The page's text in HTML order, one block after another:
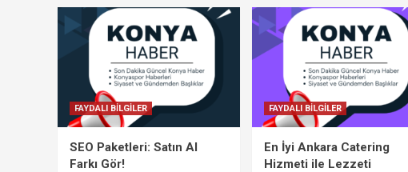
FAYDALI BİLGİLER
SEO Paketleri: Satın Al
Farkı Gör!
FAYDALI BİLGİLER
En İyi Ankara Catering
Hizmeti ile Lezzeti